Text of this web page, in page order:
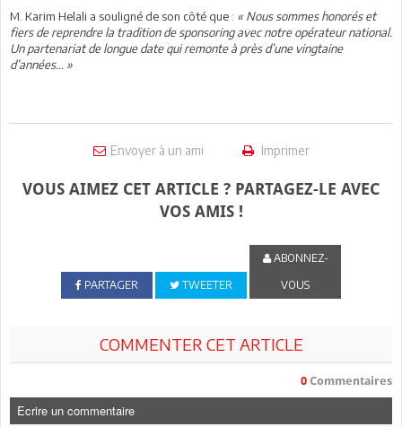
M. Karim Helali a souligné de son côté que : « Nous sommes honorés et
fiers de reprendre la tradition de sponsoring avec notre opérateur national.
Un partenariat de longue date qui remonte à près d’une vingtaine
d’années… »
Envoyer à un ami Imprimer
VOUS AIMEZ CET ARTICLE ? PARTAGEZ-LE AVEC
VOS AMIS !
PARTAGER TWEETER
ABONNEZ-
VOUS
COMMENTER CET ARTICLE
0 Commentaires
Ecrire un commentaire